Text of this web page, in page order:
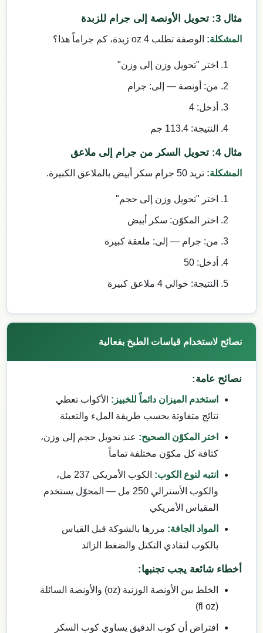
مثال 3: تحويل الأونصة إلى جرام للزبدة
المشكلة: الوصفة تطلب 4 oz زبدة، كم جراماً هذا؟
اختر "تحويل وزن إلى وزن"
من: أونصة — إلى: جرام
أدخل: 4
النتيجة: 113.4 جم
مثال 4: تحويل السكر من جرام إلى ملاعق
المشكلة: تريد 50 جرام سكر أبيض بالملاعق الكبيرة.
اختر "تحويل وزن إلى حجم"
اختر المكوّن: سكر أبيض
من: جرام — إلى: ملعقة كبيرة
أدخل: 50
النتيجة: حوالي 4 ملاعق كبيرة
نصائح لاستخدام قياسات الطبخ بفعالية
نصائح عامة:
استخدم الميزان دائماً للخبيز: الأكواب تعطي
نتائج متفاوتة بحسب طريقة الملء والتعبئة
اختر المكوّن الصحيح: عند تحويل حجم إلى وزن،
كثافة كل مكوّن مختلفة تماماً
انتبه لنوع الكوب:
الكوب الأمريكي 237 مل،
والكوب الأسترالي 250 مل — المحوّل يستخدم
المقياس الأمريكي
المواد الجافة: مررها بالشوكة قبل القياس
بالكوب لتفادي التكتل والضغط الزائد
أخطاء شائعة يجب تجنبها:
الخلط بين الأونصة الوزنية (oz) والأونصة السائلة
(fl oz)
افتراض أن كوب الدقيق يساوي كوب السكر